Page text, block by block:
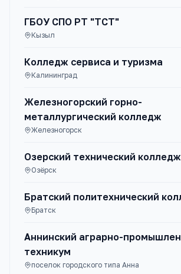
ГБОУ СПО РТ "ТСТ"
Кызыл
Колледж сервиса и туризма
Калининград
Железногорский горно-
металлургический колледж
Железногорск
Озерский технический колледж
Озёрск
Братский политехнический
Братск
Аннинский аграрно-
техникум
поселок городского типа Анна